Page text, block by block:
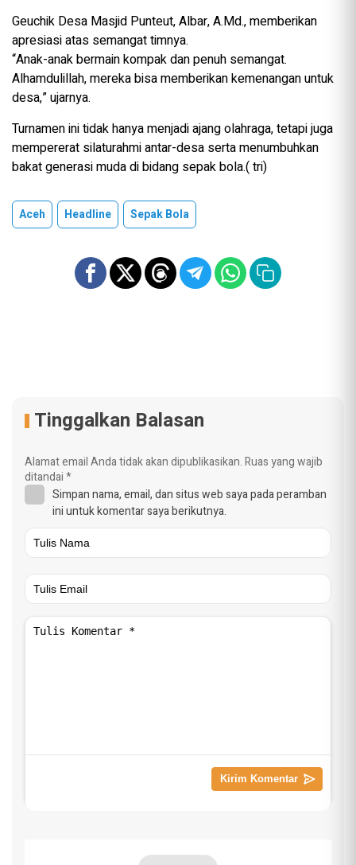
Geuchik Desa Masjid Punteut, Albar, A.Md., memberikan
apresiasi atas semangat timnya.
“Anak-anak bermain kompak dan penuh semangat.
Alhamdulillah, mereka bisa memberikan kemenangan untuk
desa,” ujarnya.
Turnamen ini tidak hanya menjadi ajang olahraga, tetapi juga
mempererat silaturahmi antar-desa serta menumbuhkan
bakat generasi muda di bidang sepak bola.( tri)
Aceh Headline Sepak Bola
Tinggalkan Balasan
Alamat email Anda tidak akan dipublikasikan.Ruas yang wajib
ditandai*
Simpan nama, email, dan situs web saya pada peramban
ini untuk komentar saya berikutnya.